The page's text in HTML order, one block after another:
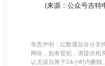
(来源：公众号吉特
免责声明：亿数通旨在分享
网络，如有冒犯，请提供相
认无误后将于24小时内删除。